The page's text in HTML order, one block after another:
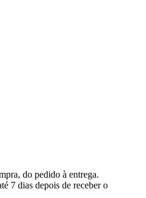
do pedido à entrega.
7 dias depois de receber o